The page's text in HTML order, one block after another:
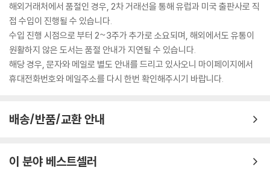
해외거래처에서 품절인 경우, 2차 거래선을 통해 유럽과 미국 출판사로 직
접 수입이 진행될 수 있습니다.
수입 진행 시점으로 부터 2~3주가 추가로 소요되며, 해외에서도 유통이
원활하지 않은 도서는 품절 안내가 지연될 수 있습니다.
해당 경우, 문자와 메일로 별도 안내를 드리고 있사오니 마이페이지에서
휴대전화번호와 메일주소를 다시 한번 확인해주시기 바랍니다.
배송/반품/교환 안내
이 분야 베스트셀러